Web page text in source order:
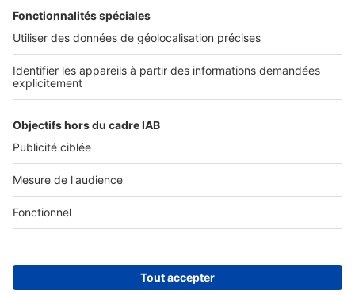
Actualités pro
Nous contacter
Connexion à My SeLoger Pro
Espace Presse